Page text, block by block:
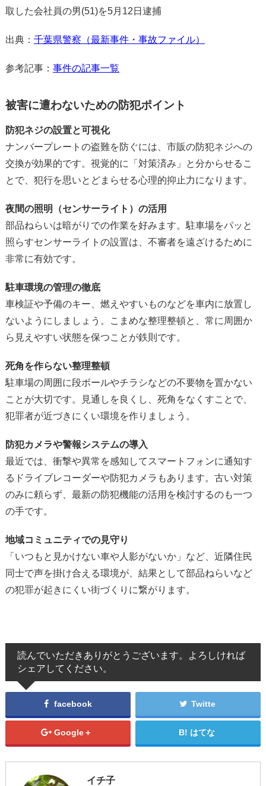
取した会社員の男(51)を5月12日逮捕
出典： 千葉県警察（最新事件・事故ファイル）
参考記事： 事件の記事一覧
被害に遭わないための防犯ポイント
防犯ネジの設置と可視化
ナンバープレートの盗難を防ぐには、市販の防犯ネジへの
交換が効果的です。視覚的に「対策済み」と分からせるこ
とで、犯行を思いとどまらせる心理的抑止力になります。
夜間の照明（センサーライト）の活用
部品ねらいは暗がりでの作業を好みます。駐車場をパッと
照らすセンサーライトの設置は、不審者を遠ざけるために
非常に有効です。
駐車環境の管理の徹底
車検証や予備のキー、燃えやすいものなどを車内に放置し
ないようにしましょう。こまめな整理整頓と、常に周囲か
ら見えやすい状態を保つことが鉄則です。
死角を作らない整理整頓
駐車場の周囲に段ボールやチラシなどの不要物を置かない
ことが大切です。見通しを良くし、死角をなくすことで、
犯罪者が近づきにくい環境を作りましょう。
防犯カメラや警報システムの導入
最近では、衝撃や異常を感知してスマートフォンに通知す
るドライブレコーダーや防犯カメラもあります。古い対策
のみに頼らず、最新の防犯機能の活用を検討するのも一つ
の手です。
地域コミュニティでの見守り
「いつもと見かけない車や人影がないか」など、近隣住民
同士で声を掛け合える環境が、結果として部品ねらいなど
の犯罪が起きにくい街づくりに繋がります。
読んでいただきありがとうございます。よろしければ
シェアしてください。
facebook Twitte
Google＋ はてな
イチ子